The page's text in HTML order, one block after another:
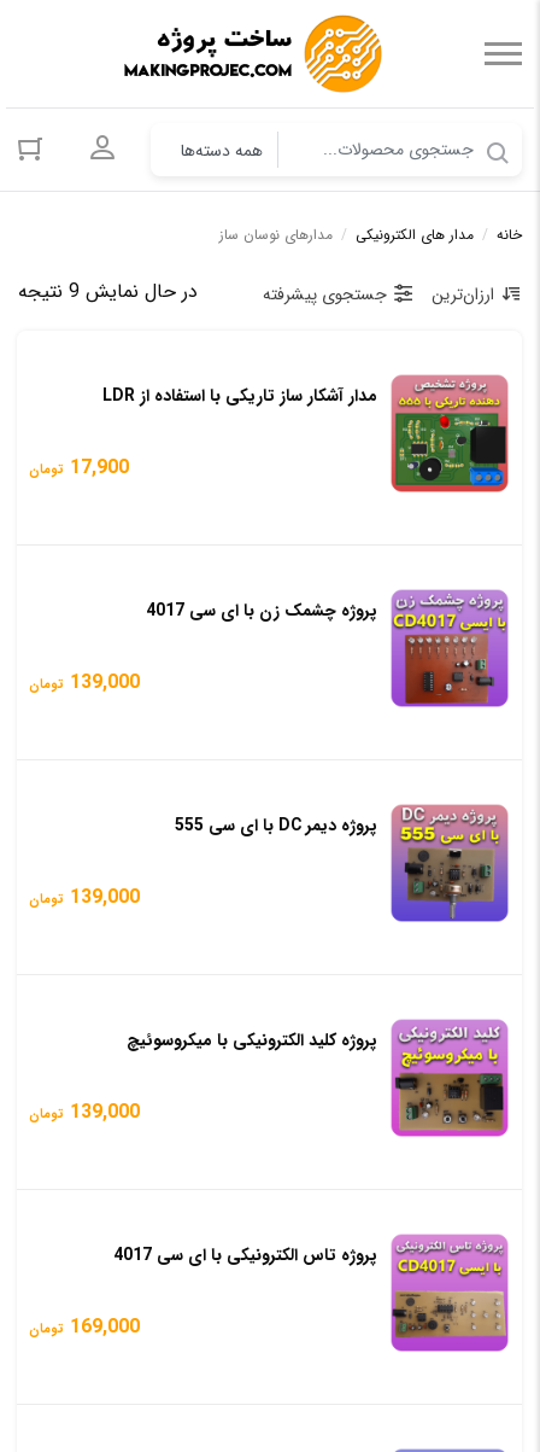
ورود به
خانه / مدار های الکترونیکی / مدارهای نوسان ساز
در حال نمایش 9 نتیجه ارزان‌ترین جستجوی پیشرفته
مدار آشکار ساز تاریکی با استفاده از LDR
17,900 تومان
پروژه چشمک زن با ای سی 4017
139,000 تومان
پروژه دیمر DC با ای سی 555
139,000 تومان
پروژه کلید الکترونیکی با میکروسوئیچ
139,000 تومان
پروژه تاس الکترونیکی با ای سی 4017
169,000 تومان